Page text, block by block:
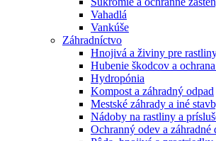
Vahadlá
Vankúše
Záhradníctvo
Hnojivá a živiny pre
Hubenie škodcov a
Hydropónia
Kompost a záhradný odpad
Mestské záhrady a iné
Nádoby na rastliny a
Ochranný odev a záhradné